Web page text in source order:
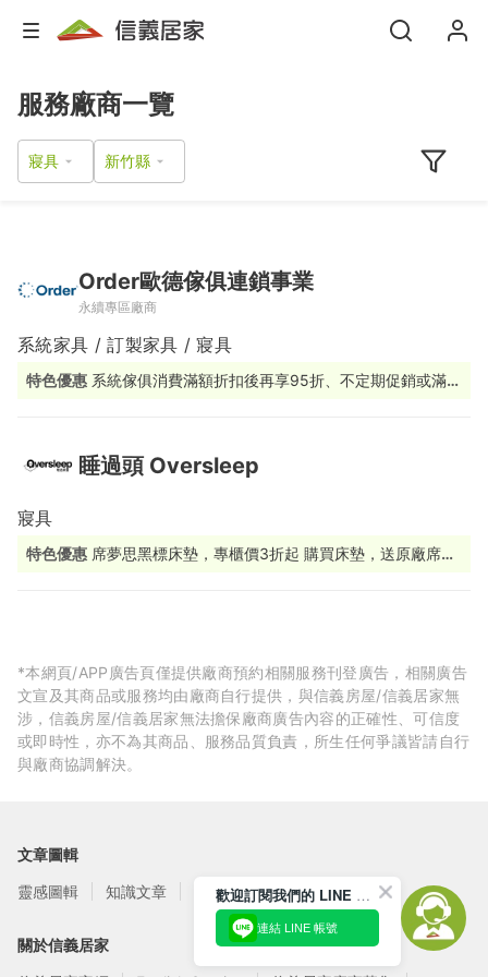
服務廠商一覽
寢具
Order歐德傢俱連鎖事業
永續專區廠商
系統家具 / 訂製家具 / 寢具
特色優惠 系統傢俱消費滿額折扣後再享95折、不定期促銷或滿額
睡過頭 Oversleep
寢具
特色優惠 席夢思黑標床墊，專櫃價3折起 購買床墊，送原廠席夢
*本網頁/APP廣告頁僅提供廠商預約相關服務刊登廣告，相關廣告
文宣及其商品或服務均由廠商自行提供，與信義房屋/信義居家無
涉，信義房屋/信義居家無法擔保廠商廣告內容的正確性、可信度
或即時性，亦不為其商品、服務品質負責，所生任何爭議皆請自行
與廠商協調解決。
文章圖輯
靈感圖輯
知識文章 訂閱電子報
關於信義居家
歡迎訂閱我們的 LINE 官方帳號
連結 LINE 帳號